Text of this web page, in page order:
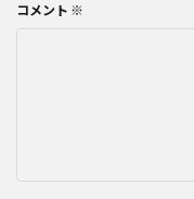
コメント ※